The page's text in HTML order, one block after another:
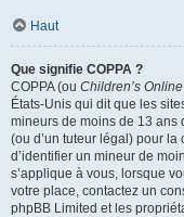
Haut
Que signifie COPPA ?
COPPA (ou Children’s
États-Unis qui dit que les
mineurs de moins de 13 ans
(ou d’un tuteur légal) pour
d’identifier un mineur de
s’applique à vous, lorsque
votre place, contactez un
phpBB Limited et les